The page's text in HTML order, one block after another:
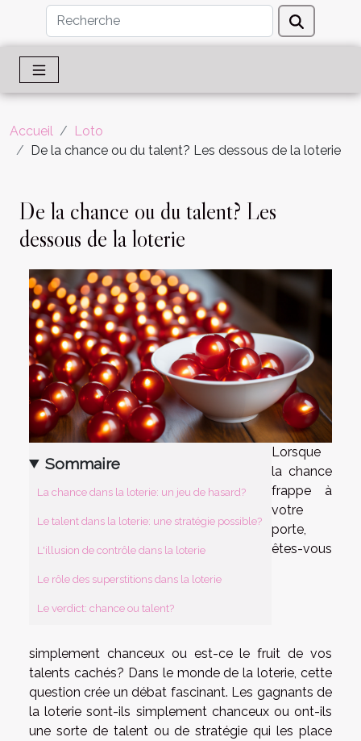
Accueil
Loto
De la chance ou du talent? Les dessous de la loterie
De la chance ou du talent? Les
dessous de la loterie
Sommaire
La chance dans la loterie: un jeu de hasard?
Le talent dans la loterie: une stratégie possible?
L'illusion de contrôle dans la loterie
Le rôle des superstitions dans la loterie
Le verdict: chance ou talent?
Lorsque
la chance
frappe à
votre
porte,
êtes-vous
simplement chanceux ou est-ce le fruit de vos
talents cachés? Dans le monde de la loterie, cette
question crée un débat fascinant. Les gagnants de
la loterie sont-ils simplement chanceux ou ont-ils
une sorte de talent ou de stratégie qui les place